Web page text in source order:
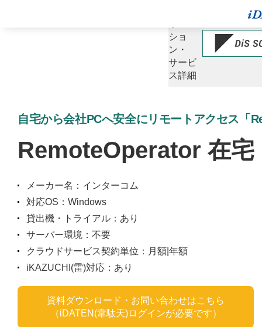
ショ
ン・
サービ
ス詳細
自宅から会社PCへ安全にリモートアクセス「
RemoteOperator 在宅
メーカー名：インターコム
対応OS：Windows
貸出機・トライアル：あり
サーバー環境：不要
クラウドサービス契約単位：月額|年額
iKAZUCHI(雷)対応：あり
資料ダウンロード・お問い合わせはこちら
（iDATEN(韋駄天)ログインが必要です）